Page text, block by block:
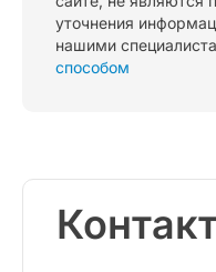
уточнения
нашими
способом